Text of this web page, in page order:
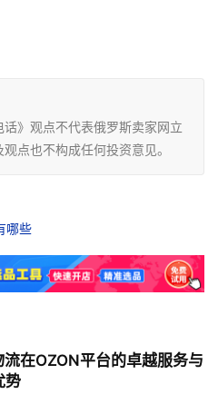
》观点不代表俄罗斯卖家网立
点也不构成任何投资意见。
哪些
流在OZON平台的卓越服务与
势